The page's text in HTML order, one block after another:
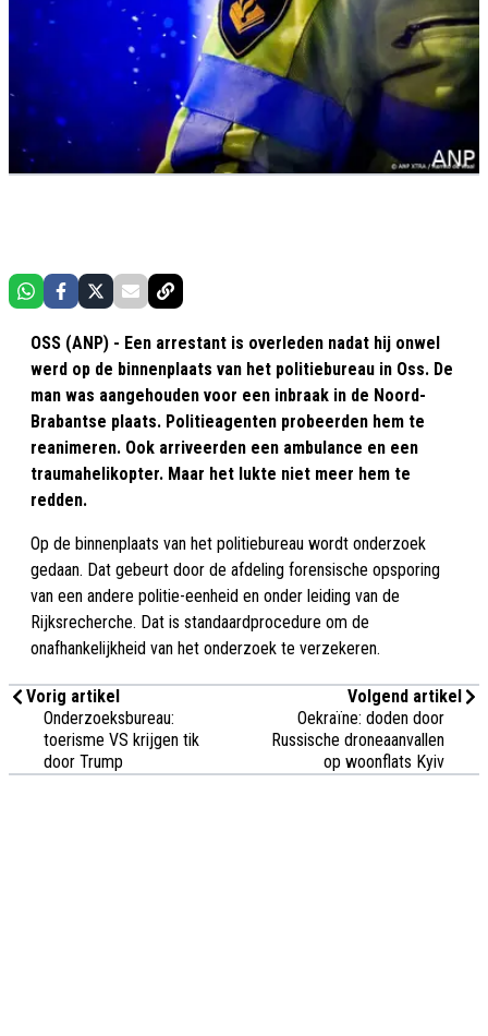
OSS (ANP) - Een arrestant is overleden nadat hij onwel
werd op de binnenplaats van het politiebureau in Oss. De
man was aangehouden voor een inbraak in de Noord-
Brabantse plaats. Politieagenten probeerden hem te
reanimeren. Ook arriveerden een ambulance en een
traumahelikopter. Maar het lukte niet meer hem te
redden.
Op de binnenplaats van het politiebureau wordt onderzoek
gedaan. Dat gebeurt door de afdeling forensische opsporing
van een andere politie-eenheid en onder leiding van de
Rijksrecherche. Dat is standaardprocedure om de
onafhankelijkheid van het onderzoek te verzekeren.
Vorig artikel
Onderzoeksbureau:
toerisme VS krijgen tik
door Trump
Volgend artikel
Oekraïne: doden door
Russische droneaanvallen
op woonflats Kyiv